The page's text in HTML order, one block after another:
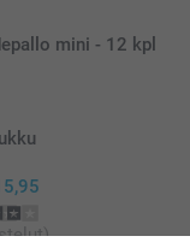
mini - 12 kpl